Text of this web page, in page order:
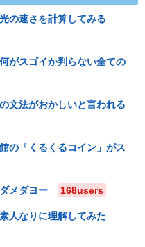
の速さを計算してみる
がスゴイか判らない全ての
文法がおかしいと言われる
の「くるくるコイン」がス
メダヨー 168users
人なりに理解してみた